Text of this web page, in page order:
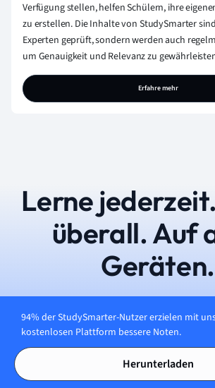
Verfügung stellen, helfen Schülern, ihre
zu erstellen. Die Inhalte von StudySmarter
Experten geprüft, sondern werden auch
um Genauigkeit und Relevanz zu
Erfahre mehr
Lerne
überall. Auf
Geräten.
Kostenfrei loslegen
94% der StudySmarter-Nutzer erzielen mit
kostenlosen Plattform bessere Noten.
Herunterladen